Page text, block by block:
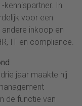
kennispartner. In
voor een
inkoop en
IT en compliance.
jaar maakte hij
de functie van